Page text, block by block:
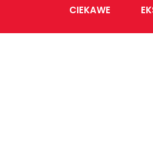
CIEKAWE